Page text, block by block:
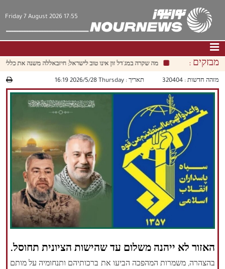
Friday 7 August 2026 17:55
דף הבית| צור קשר|אודות
חדשות
תרבות וחברה
כלכלה
פוליטיקה
מולטימדיה
|فارسي English
|العربيه
|עברית |
|中文
הזכויות שמורות נור ניוז
מבזקים : מה שקרה במג'דל זון אינו טוב לישראל; חיזבאללה משנה את כללי
מזהה חדשות : 320404 תאריך :‫‫Thursday‬‬ 2026/5/28 16:19
האזור לא ייהנה משלום עד שהישות הציונית תחוסל.
בהצהרה, משמרות המהפכה הביעו את ברכותיהם ותנחומיה ​​על מותם